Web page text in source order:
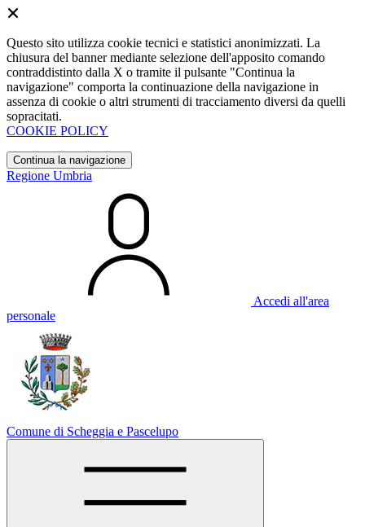
Questo sito utilizza cookie tecnici e statistici anonimizzati. La
chiusura del banner mediante selezione dell'apposito comando
contraddistinto dalla X o tramite il pulsante "Continua la
navigazione" comporta la continuazione della navigazione in
assenza di cookie o altri strumenti di tracciamento diversi da quelli
sopracitati.
COOKIE POLICY
Continua la navigazione
Regione Umbria
Accedi all'area
personale
Comune di Scheggia e Pascelupo